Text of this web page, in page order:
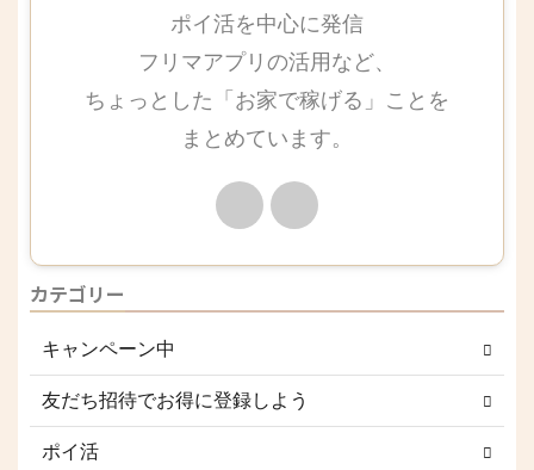
ポイ活を中心に発信
フリマアプリの活用など、
ちょっとした「お家で稼げる」ことを
まとめています。
カテゴリー
キャンペーン中
友だち招待でお得に登録しよう
ポイ活